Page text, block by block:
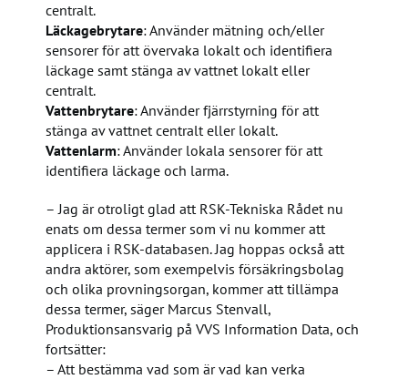
centralt.
Läckagebrytare: Använder mätning och/eller
sensorer för att övervaka lokalt och identifiera
läckage samt stänga av vattnet lokalt eller
centralt.
Vattenbrytare: Använder fjärrstyrning för att
stänga av vattnet centralt eller lokalt.
Vattenlarm: Använder lokala sensorer för att
identifiera läckage och larma.
– Jag är otroligt glad att RSK-Tekniska Rådet nu
enats om dessa termer som vi nu kommer att
applicera i RSK-databasen. Jag hoppas också att
andra aktörer, som exempelvis försäkringsbolag
och olika provningsorgan, kommer att tillämpa
dessa termer, säger Marcus Stenvall,
Produktionsansvarig på VVS Information Data, och
fortsätter:
– Att bestämma vad som är vad kan verka